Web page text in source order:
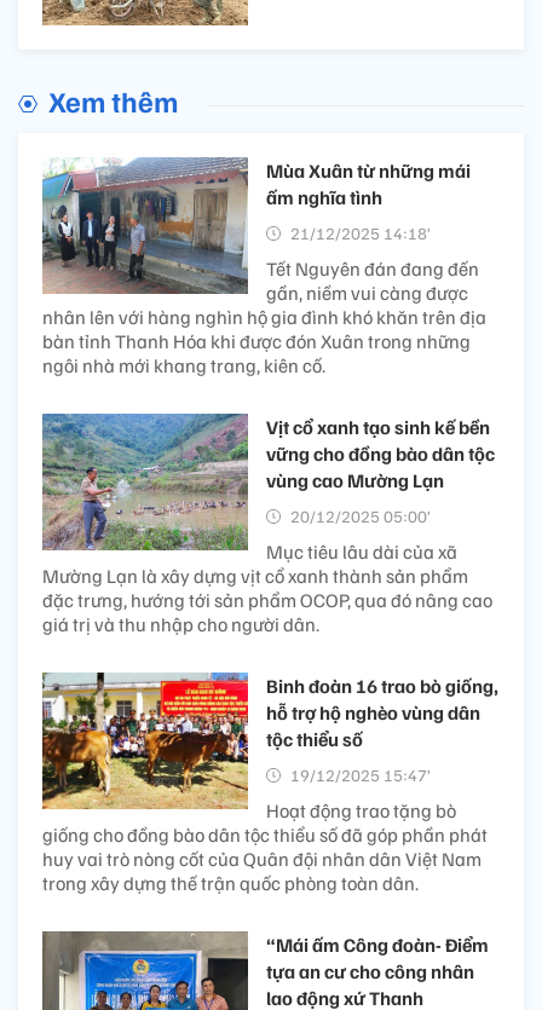
Xem thêm
Mùa Xuân từ những mái
ấm nghĩa tình
21/12/2025 14:18’
Tết Nguyên đán đang đến
gần, niềm vui càng được
nhân lên với hàng nghìn hộ gia đình khó khăn trên địa
bàn tỉnh Thanh Hóa khi được đón Xuân trong những
ngôi nhà mới khang trang, kiên cố.
Vịt cổ xanh tạo sinh kế bền
vững cho đồng bào dân tộc
vùng cao Mường Lạn
20/12/2025 05:00’
Mục tiêu lâu dài của xã
Mường Lạn là xây dựng vịt cổ xanh thành sản phẩm
đặc trưng, hướng tới sản phẩm OCOP, qua đó nâng cao
giá trị và thu nhập cho người dân.
Binh đoàn 16 trao bò giống,
hỗ trợ hộ nghèo vùng dân
tộc thiểu số
19/12/2025 15:47’
Hoạt động trao tặng bò
giống cho đồng bào dân tộc thiểu số đã góp phần phát
huy vai trò nòng cốt của Quân đội nhân dân Việt Nam
trong xây dựng thế trận quốc phòng toàn dân.
“Mái ấm Công đoàn- Điểm
tựa an cư cho công nhân
lao động xứ Thanh